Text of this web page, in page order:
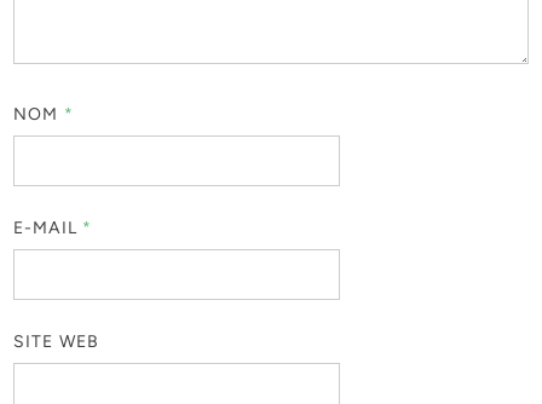
NOM *
E-MAIL *
SITE WEB